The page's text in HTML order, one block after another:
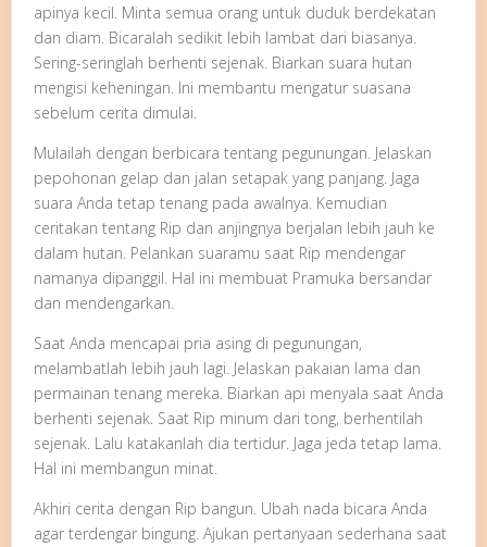
apinya kecil. Minta semua orang untuk duduk berdekatan
dan diam. Bicaralah sedikit lebih lambat dari biasanya.
Sering-seringlah berhenti sejenak. Biarkan suara hutan
mengisi keheningan. Ini membantu mengatur suasana
sebelum cerita dimulai.
Mulailah dengan berbicara tentang pegunungan. Jelaskan
pepohonan gelap dan jalan setapak yang panjang. Jaga
suara Anda tetap tenang pada awalnya. Kemudian
ceritakan tentang Rip dan anjingnya berjalan lebih jauh ke
dalam hutan. Pelankan suaramu saat Rip mendengar
namanya dipanggil. Hal ini membuat Pramuka bersandar
dan mendengarkan.
Saat Anda mencapai pria asing di pegunungan,
melambatlah lebih jauh lagi. Jelaskan pakaian lama dan
permainan tenang mereka. Biarkan api menyala saat Anda
berhenti sejenak. Saat Rip minum dari tong, berhentilah
sejenak. Lalu katakanlah dia tertidur. Jaga jeda tetap lama.
Hal ini membangun minat.
Akhiri cerita dengan Rip bangun. Ubah nada bicara Anda
agar terdengar bingung. Ajukan pertanyaan sederhana saat